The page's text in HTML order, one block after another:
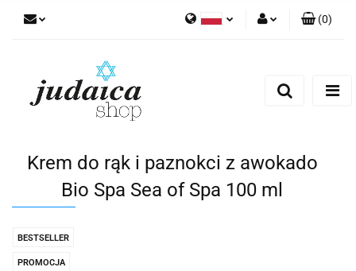
(0)
Krem do rąk i paznokci z awokado
Bio Spa Sea of Spa 100 ml
BESTSELLER
PROMOCJA